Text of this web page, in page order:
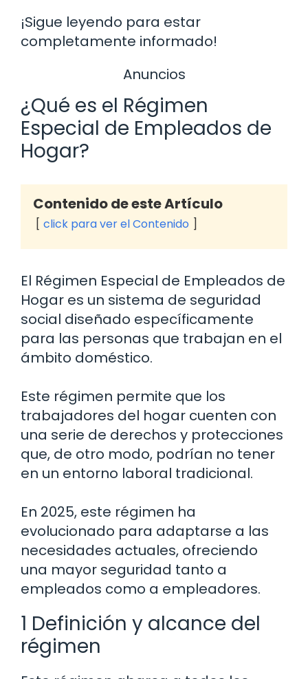
¡Sigue leyendo para estar
completamente informado!
Anuncios
¿Qué es el Régimen
Especial de Empleados de
Hogar?
Contenido de este Artículo
click para ver el Contenido
El Régimen Especial de Empleados de
Hogar es un sistema de seguridad
social diseñado específicamente
para las personas que trabajan en el
ámbito doméstico.
Este régimen permite que los
trabajadores del hogar cuenten con
una serie de derechos y protecciones
que, de otro modo, podrían no tener
en un entorno laboral tradicional.
En 2025, este régimen ha
evolucionado para adaptarse a las
necesidades actuales, ofreciendo
una mayor seguridad tanto a
empleados como a empleadores.
1 Definición y alcance del
régimen